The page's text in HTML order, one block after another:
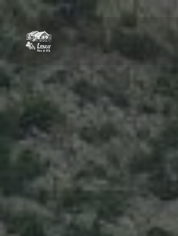
Panneau de gestion des cookies